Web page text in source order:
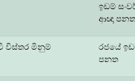
ඉඩම්
ආඥා පනත
විස්තර මිනුම්
රජයේ
පනත